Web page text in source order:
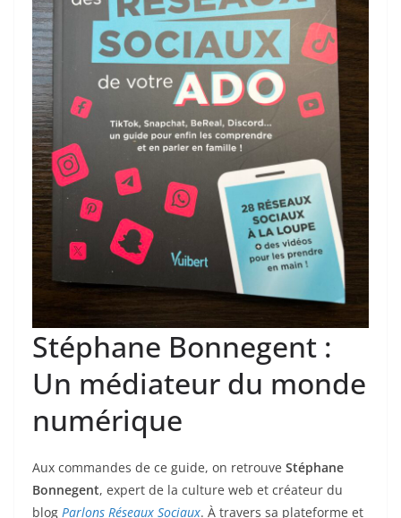
Stéphane Bonnegent :
Un médiateur du monde
numérique
Aux commandes de ce guide, on retrouve Stéphane
Bonnegent, expert de la culture web et créateur du
blog Parlons Réseaux Sociaux. À travers sa plateforme et